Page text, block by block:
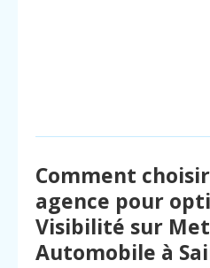
Comment
agence pour
Visibilité sur
Automobile à